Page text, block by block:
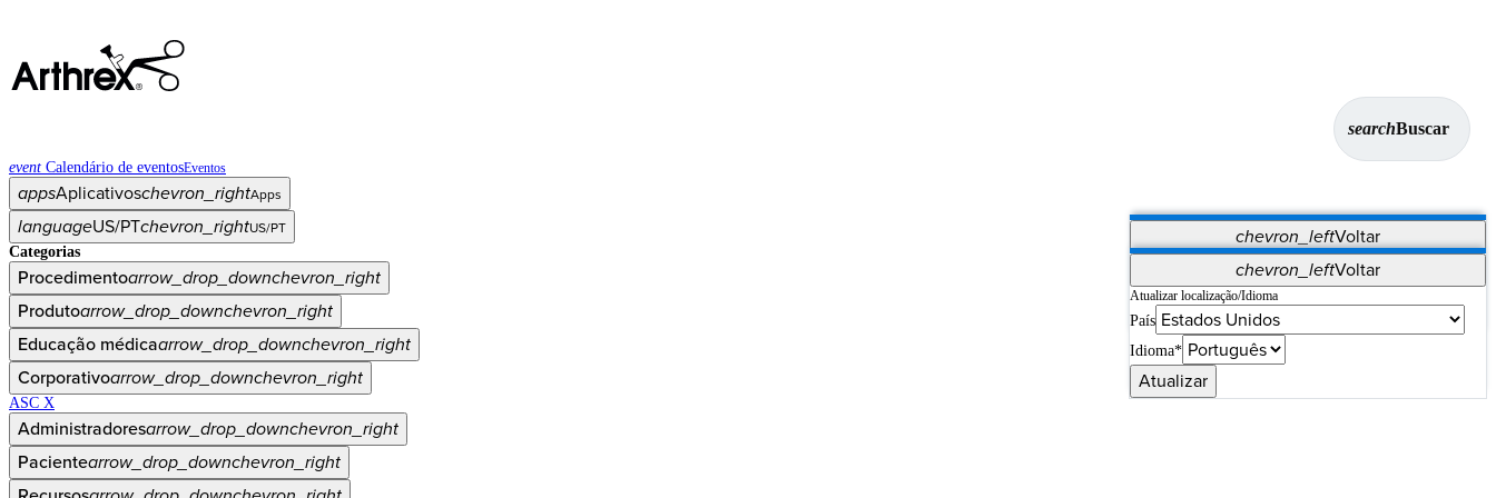
searchBuscar
event Calendário de eventosEventos
appsAplicativoschevron_rightApps
chevron_leftVoltar
Vet Systems OrthoPedia Patient
Supplier Portal
Synergy Imaging & Resection
languageUS/PTchevron_rightUS/PT
chevron_leftVoltar
Atualizar localização/Idioma
País
Idioma*
Atualizar
Categorias
Procedimentoarrow_drop_downchevron_right
Produtoarrow_drop_downchevron_right
Educação médicaarrow_drop_downchevron_right
Corporativoarrow_drop_downchevron_right
ASC X
Administradoresarrow_drop_downchevron_right
Pacientearrow_drop_downchevron_right